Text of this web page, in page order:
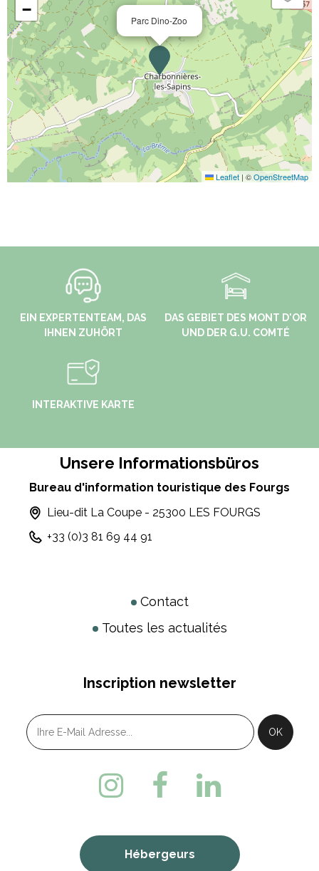
Parc Dino-Zoo
−
Leaflet | ©OpenStreetMap
EIN EXPERTENTEAM, DAS
IHNEN ZUHÖRT
DAS GEBIET DES MONT D'OR
UND DER G.U. COMTÉ
INTERAKTIVE KARTE
Unsere Informationsbüros
Bureau d'information touristique des Fourgs
Lieu-dit La Coupe - 25300 LES FOURGS
+33 (0)3 81 69 44 91
Contact
Toutes les actualités
Inscription newsletter
Hébergeurs